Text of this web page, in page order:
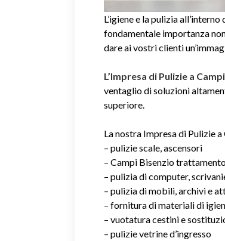
L’igiene e la pulizia
fondamentale importanza
dare ai vostri clienti
L’Impresa di Pulizie a
ventaglio di soluzioni
superiore.
La nostra Impresa di Pulizie
– pulizie scale, ascensori
– Campi Bisenzio
– pulizia di computer,
– pulizia di mobili, archivi e
– fornitura di materiali di
– vuotatura cestini e
– pulizie vetrine d’ingresso